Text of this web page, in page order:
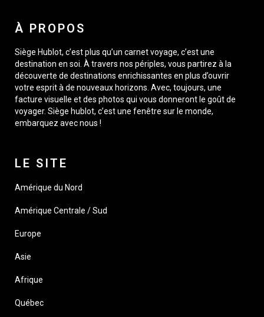
À PROPOS
Siège Hublot, c’est plus qu’un carnet voyage, c’est une
destination en soi. À travers nos périples, vous partirez à la
découverte de destinations enrichissantes en plus d’ouvrir
votre esprit à de nouveaux horizons. Avec, toujours, une
facture visuelle et des photos qui vous donneront le goût de
voyager. Siège hublot, c’est une fenêtre sur le monde,
embarquez avec nous !
LE SITE
Amérique du Nord
Amérique Centrale / Sud
Europe
Asie
Afrique
Québec